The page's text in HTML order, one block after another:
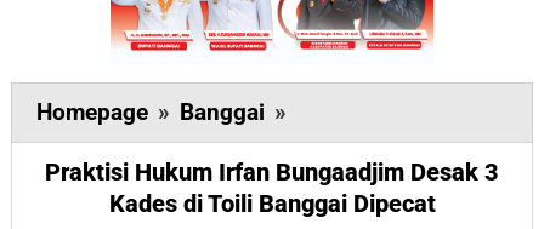
Homepage » Banggai »
Hukum
Irfan
Bungaadjim
Praktisi Hukum Irfan Bungaadjim Desak 3
Kades di Toili Banggai Dipecat